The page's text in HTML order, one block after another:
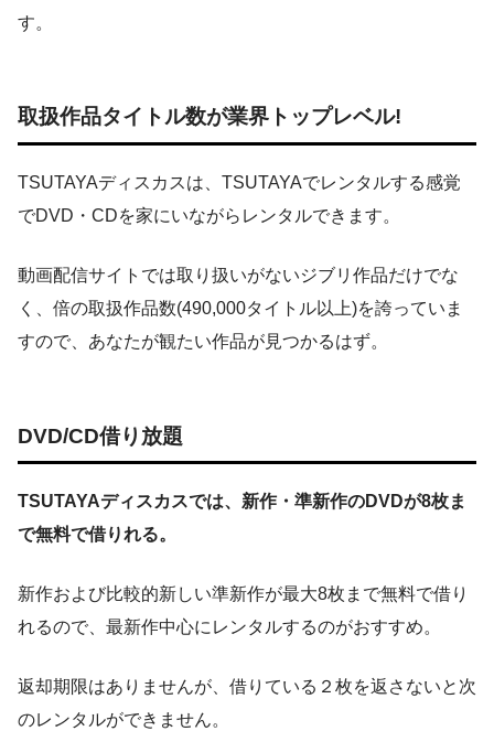
す。
取扱作品タイトル数が業界トップレベル!
TSUTAYAディスカスは、TSUTAYAでレンタルする感覚
でDVD・CDを家にいながらレンタルできます。
動画配信サイトでは取り扱いがないジブリ作品だけでな
く、倍の取扱作品数(490,000タイトル以上)を誇っていま
すので、あなたが観たい作品が見つかるはず。
DVD/CD借り放題
TSUTAYAディスカスでは、新作・準新作のDVDが8枚ま
で無料で借りれる。
新作および比較的新しい準新作が最大8枚まで無料で借り
れるので、最新作中心にレンタルするのがおすすめ。
返却期限はありませんが、借りている２枚を返さないと次
のレンタルができません。